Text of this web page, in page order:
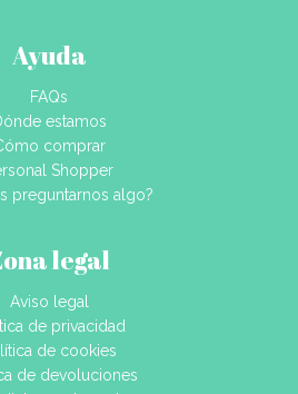
Ayuda
FAQs
estamos
comprar
Shopper
preguntarnos algo?
legal
Aviso legal
de privacidad
de cookies
de devoluciones